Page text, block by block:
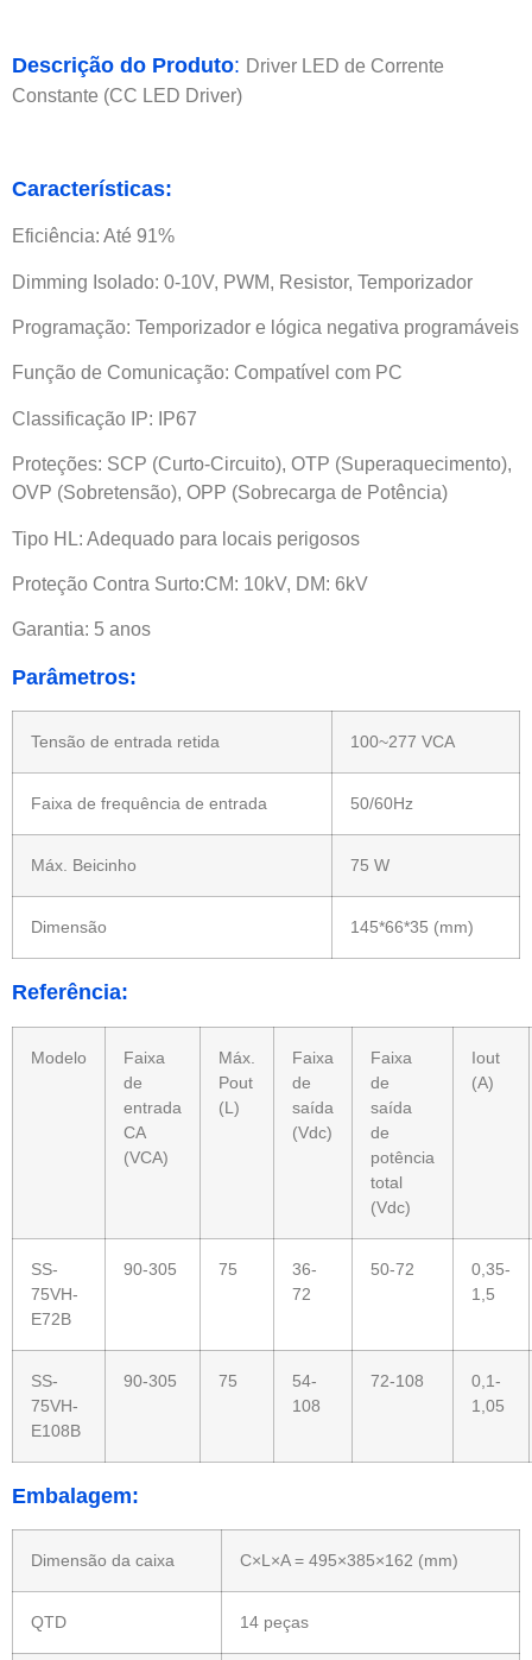
Descrição do Produto: Driver LED de Corrente
Constante (CC LED Driver)
Características:
Eficiência: Até 91%
Dimming Isolado: 0-10V, PWM, Resistor, Temporizador
Programação: Temporizador e lógica negativa programáveis
Função de Comunicação: Compatível com PC
Classificação IP: IP67
Proteções: SCP (Curto-Circuito), OTP (Superaquecimento),
OVP (Sobretensão), OPP (Sobrecarga de Potência)
Tipo HL: Adequado para locais perigosos
Proteção Contra Surto:CM: 10kV, DM: 6kV
Garantia: 5 anos
Parâmetros:
Tensão de entrada retida 100~277 VCA
Faixa de frequência de entrada 50/60Hz
Máx. Beicinho 75 W
Dimensão 145*66*35 (mm)
Referência:
Modelo
Faixa
de
entrada
CA
(VCA)
Máx.
Pout
(L)
Faixa
de
saída
(Vdc)
Faixa
de
saída
de
potência
total
(Vdc)
Iout
(A)
SS-
75VH-
E72B
90-305 75
36-
72
50-72
0,35-
1,5
SS-
75VH-
E108B
90-305 75
54-
108
72-108
0,1-
1,05
Embalagem:
Dimensão da caixa C×L×A = 495×385×162 (mm)
QTD 14 peças